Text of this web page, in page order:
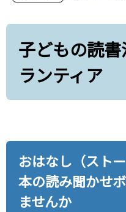
子どもの読
ランティア
おはなし（スト
本の読み聞かせ
ませんか